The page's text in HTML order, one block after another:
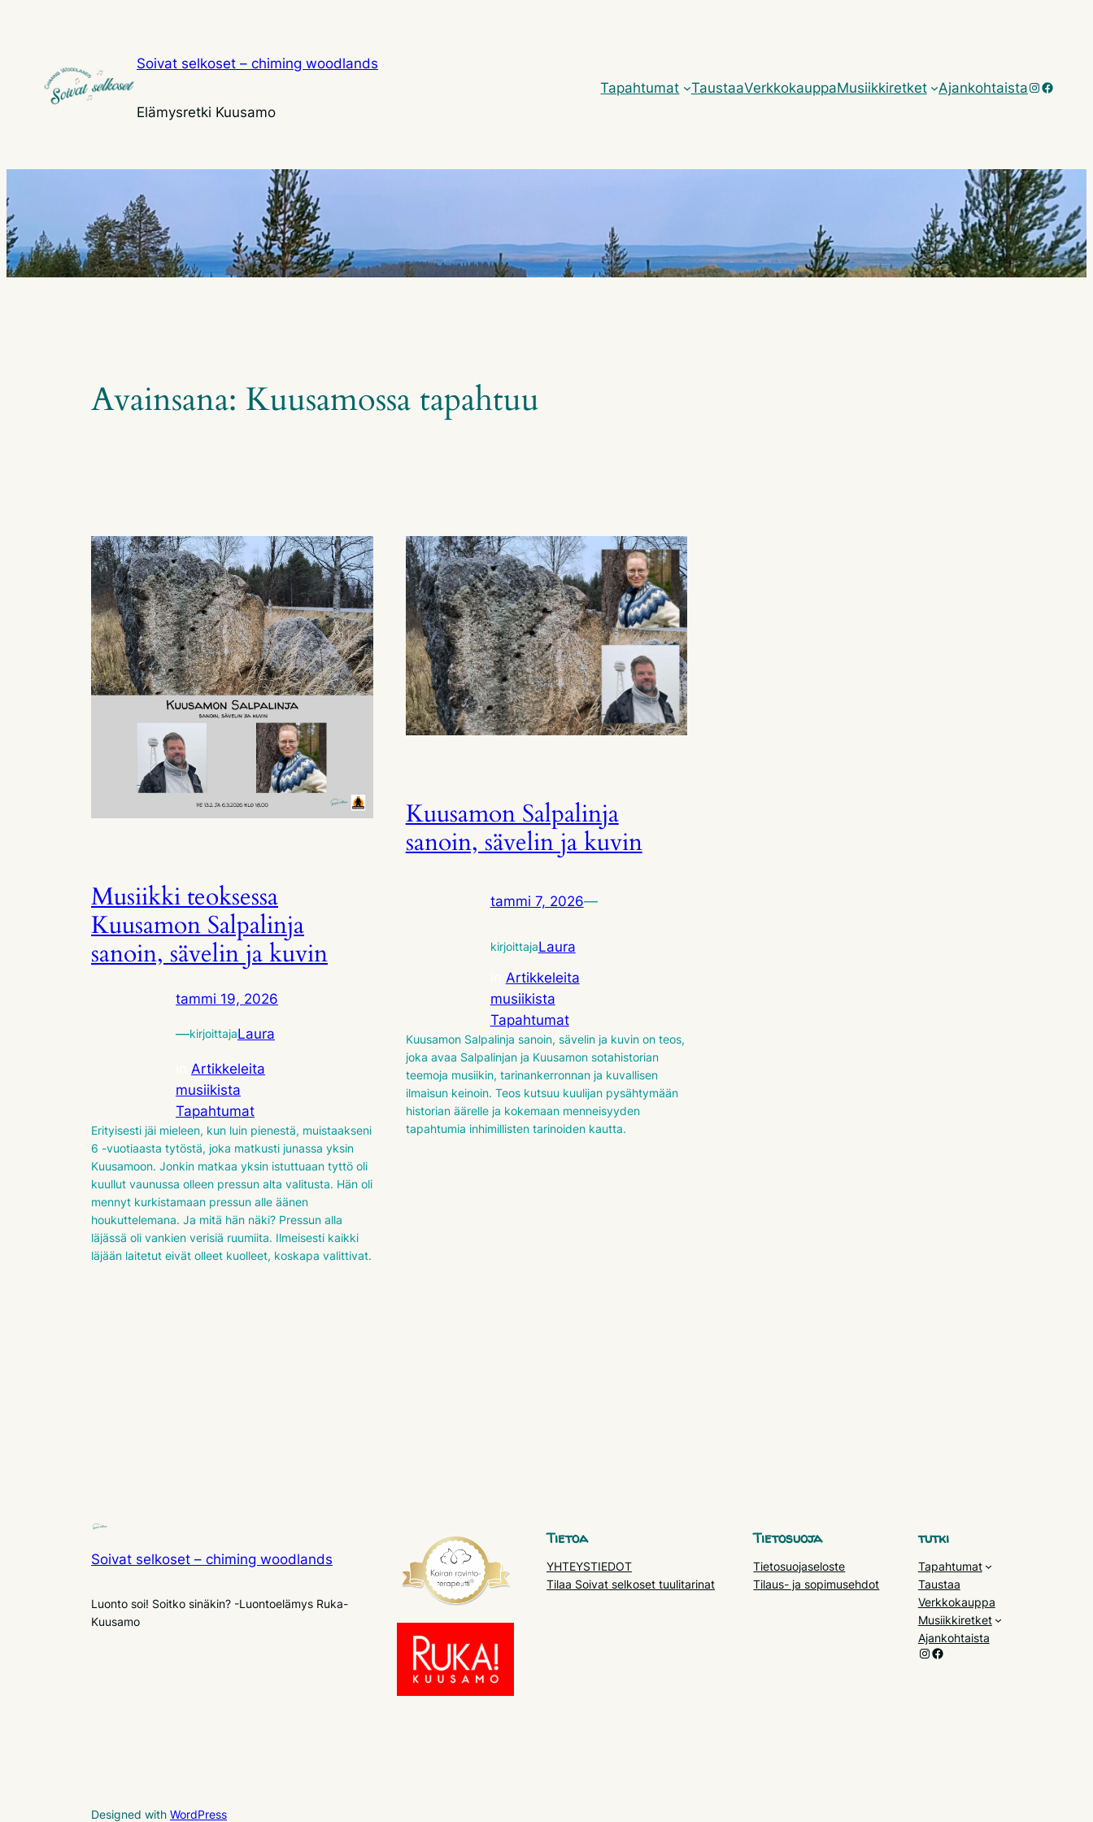
Soivat selkoset – chiming woodlands
Elämysretki Kuusamo
Tapahtumat TaustaaVerkkokauppaMusiikkiretket AjankohtaistaInstagram
Avainsana: Kuusamossa tapahtuu
Musiikki teoksessa
Kuusamon Salpalinja
sanoin, sävelin ja kuvin
tammi 19, 2026
—kirjoittajaLaura
Artikkeleita
musiikista
Tapahtumat
Erityisesti jäi mieleen, kun luin pienestä, muistaakseni
6 -vuotiaasta tytöstä, joka matkusti junassa yksin
Kuusamoon. Jonkin matkaa yksin istuttuaan tyttö oli
kuullut vaunussa olleen pressun alta valitusta. Hän oli
mennyt kurkistamaan pressun alle äänen
houkuttelemana. Ja mitä hän näki? Pressun alla
läjässä oli vankien verisiä ruumiita. Ilmeisesti kaikki
läjään laitetut eivät olleet kuolleet, koskapa valittivat.
Kuusamon Salpalinja
sanoin, sävelin ja kuvin
tammi 7, 2026—
kirjoittajaLaura
Artikkeleita
musiikista
Tapahtumat
Kuusamon Salpalinja sanoin, sävelin ja kuvin on teos,
joka avaa Salpalinjan ja Kuusamon sotahistorian
teemoja musiikin, tarinankerronnan ja kuvallisen
ilmaisun keinoin. Teos kutsuu kuulijan pysähtymään
historian äärelle ja kokemaan menneisyyden
tapahtumia inhimillisten tarinoiden kautta.
Soivat selkoset – chiming woodlands
Luonto soi! Soitko sinäkin? -Luontoelämys Ruka-
Kuusamo
Tietoa
YHTEYSTIEDOT
Tilaa Soivat selkoset tuulitarinat
Tietosuoja
Tietosuojaseloste
Tilaus- ja sopimusehdot
tutki
Tapahtumat
Taustaa
Verkkokauppa
Musiikkiretket
Ajankohtaista
Instagram Facebook
Designed with WordPress